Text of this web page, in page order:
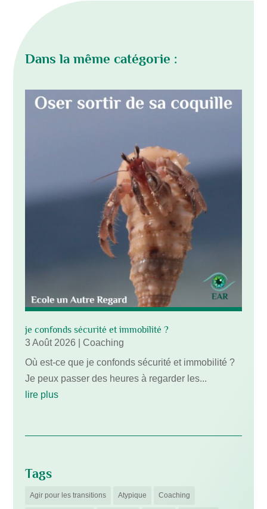
Dans la même catégorie :
je confonds sécurité et immobilité ?
3 Août 2026
Coaching
Où est-ce que je confonds sécurité et immobilité ?
Je peux passer des heures à regarder les...
lire plus
Tags
Agir pour les transitions Atypique Coaching